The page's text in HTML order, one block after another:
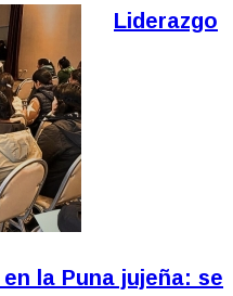
Liderazgo
la Puna jujeña: se